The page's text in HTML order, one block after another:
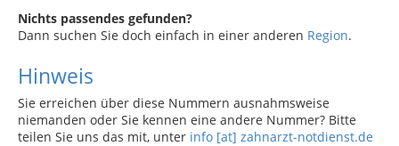
Nichts passendes gefunden?
Dann suchen Sie doch einfach in einer anderen Region.
Hinweis
Sie erreichen über diese Nummern ausnahmsweise
niemanden oder Sie kennen eine andere Nummer? Bitte
teilen Sie uns das mit, unter info [at] zahnarzt-notdienst.de